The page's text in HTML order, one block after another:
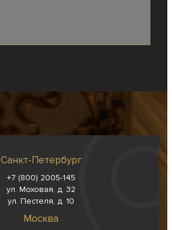
Санкт-Петербург
+7 (800) 2005-145
ул. Моховая, д. 32
ул. Пестеля, д. 10
Москва